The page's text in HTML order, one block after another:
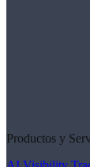
Productos y